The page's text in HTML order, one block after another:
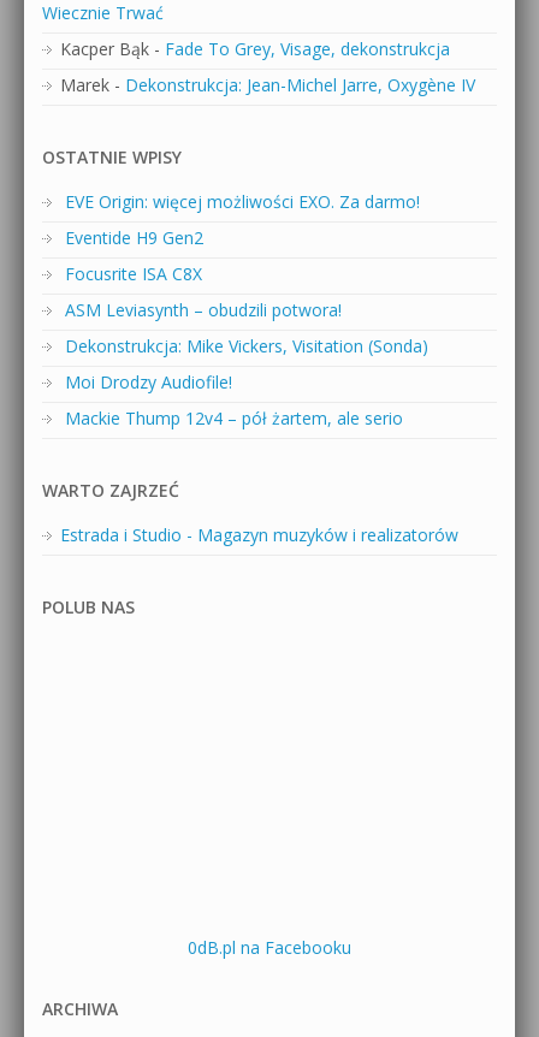
Wiecznie Trwać
Kacper Bąk - Fade To Grey, Visage, dekonstrukcja
Marek - Dekonstrukcja: Jean-Michel Jarre, Oxygène IV
OSTATNIE WPISY
EVE Origin: więcej możliwości EXO. Za darmo!
Eventide H9 Gen2
Focusrite ISA C8X
ASM Leviasynth – obudzili potwora!
Dekonstrukcja: Mike Vickers, Visitation (Sonda)
Moi Drodzy Audiofile!
Mackie Thump 12v4 – pół żartem, ale serio
WARTO ZAJRZEĆ
Estrada i Studio - Magazyn muzyków i realizatorów
POLUB NAS
0dB.pl na Facebooku
ARCHIWA